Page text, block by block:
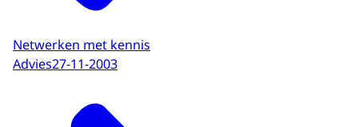
Netwerken met kennis
Advies27-11-2003